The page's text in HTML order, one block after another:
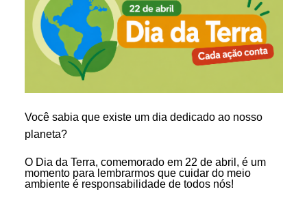
Você sabia que existe um dia dedicado ao nosso
planeta?
O Dia da Terra, comemorado em 22 de abril, é um
momento para lembrarmos que cuidar do meio
ambiente é responsabilidade de todos nós!